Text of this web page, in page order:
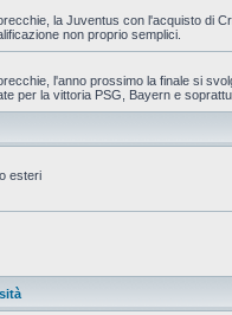
la Juventus con l'acquisto di
non proprio semplici.
l'anno prossimo la finale si
per la vittoria PSG, Bayern e
esteri